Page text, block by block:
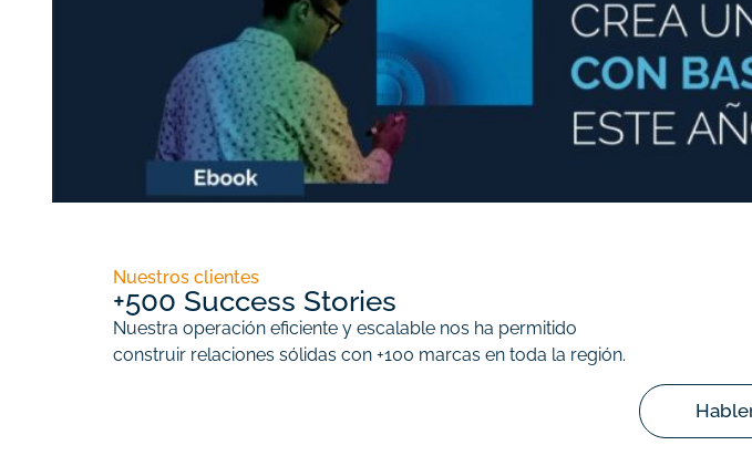
Nuestros clientes
+500 Success Stories
Nuestra operación eficiente y escalable nos ha permitido
construir relaciones sólidas con +100 marcas en toda la región.